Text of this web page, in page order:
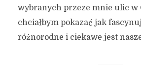
wybranych przeze mnie ulic w
chciałbym pokazać jak
różnorodne i ciekawe jest